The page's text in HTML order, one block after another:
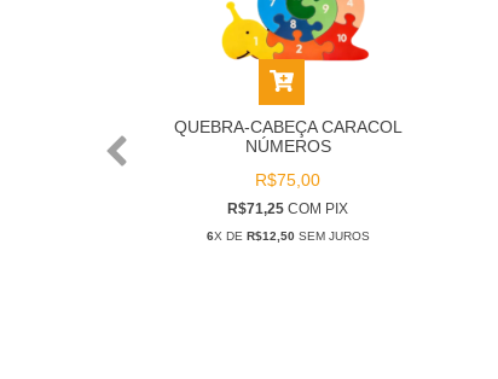
QUEBRA-CABEÇA CARACOL
NÚMEROS
R$75,00
R$71,25COM PIX
6X DE R$12,50SEM JUROS